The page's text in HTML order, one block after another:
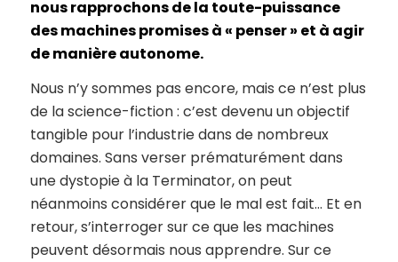
nous rapprochons de la toute-puissance
des machines promises à « penser » et à agir
de manière autonome.
Nous n’y sommes pas encore, mais ce n’est plus
de la science-fiction : c’est devenu un objectif
tangible pour l’industrie dans de nombreux
domaines. Sans verser prématurément dans
une dystopie à la Terminator, on peut
néanmoins considérer que le mal est fait… Et en
retour, s’interroger sur ce que les machines
peuvent désormais nous apprendre. Sur ce